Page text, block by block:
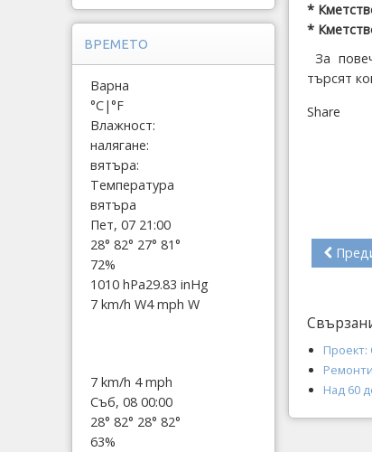
*
*
За
търсят
Share
Над 60
ВРЕМЕТО
Варна
°C|°F
Влажност:
налягане:
вятъра:
Температура
вятъра
Пет, 07 21:00
28° 82° 27° 81°
72%
1010 hPa29.83 inHg
7 km/h W4 mph W
7 km/h 4 mph
Съб, 08 00:00
28° 82° 28° 82°
63%